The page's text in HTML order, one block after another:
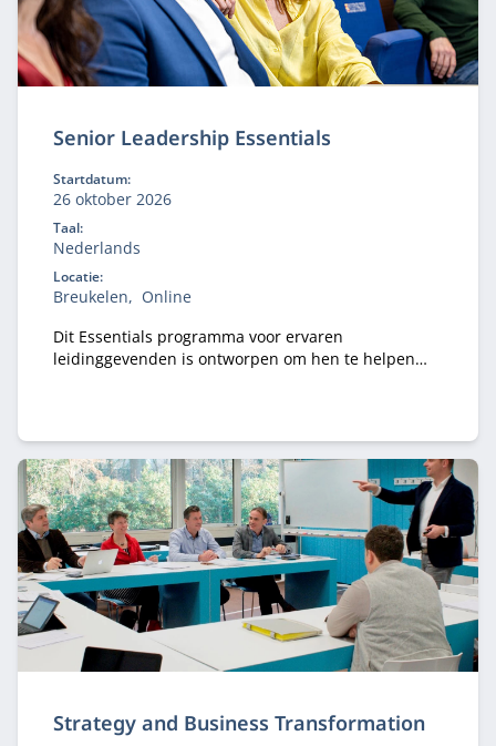
Senior Leadership Essentials
Startdatum:
26 oktober 2026
Taal:
Nederlands
Locatie:
Breukelen
Online
Dit Essentials programma voor ervaren
leidinggevenden is ontworpen om hen te helpen
Strategy and Business Transformation